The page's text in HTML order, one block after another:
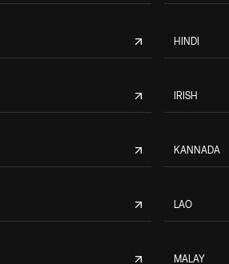
HINDI
IRISH
KANNADA
LAO
MALAY